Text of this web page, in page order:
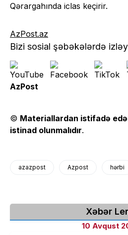
Qərargahında iclas keçirir.
AzPost.az
Bizi sosial şəbəkələrdə
AzPost
© Materiallardan istifadə
istinad olunmalıdır.
azazpost Azpost hərbi
Xəbər
10 Avqust